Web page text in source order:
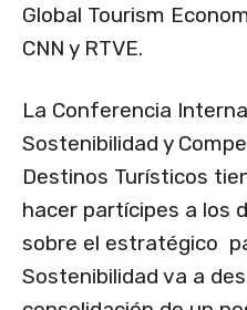
Global Tourism
CNN y RTVE.
La Conferencia
Sostenibilidad y
Destinos Turísticos
hacer partícipes a los
sobre el estratégico
Sostenibilidad va a